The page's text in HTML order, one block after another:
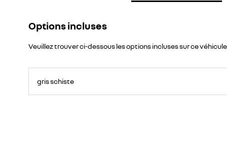
Options incluses
Veuillez trouver ci-dessous les options incluses sur ce véhicule
gris schiste